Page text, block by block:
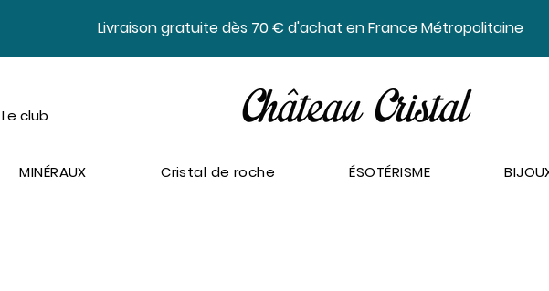
​Livraison gratuite dès 70 € d'achat en France Métropolitaine
Le club
MINÉRAUX Cristal de roche ÉSOTÉRISME